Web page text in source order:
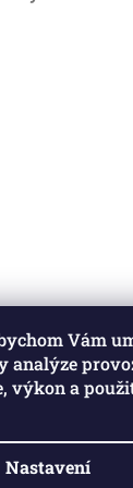
Vám
analýze
výkon a
Nastavení